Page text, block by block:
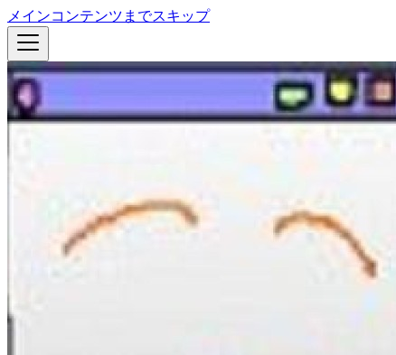
メインコンテンツまでスキップ